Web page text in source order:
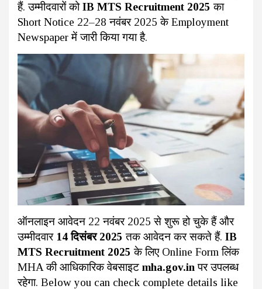
हैं. उम्मीदवारों कोIB MTS Recruitment 2025 का
Short Notice 22–28 नवंबर 2025 के Employment
Newspaper में जारी किया गया है.
ऑनलाइन आवेदन 22 नवंबर 2025 से शुरू हो चुके हैं और
उम्मीदवार 14 दिसंबर 2025 तक आवेदन कर सकते हैं. IB
MTS Recruitment 2025 के लिए Online Form लिंक
MHA की आधिकारिक वेबसाइट mha.gov.in पर उपलब्ध
रहेगा. Below you can check complete details like